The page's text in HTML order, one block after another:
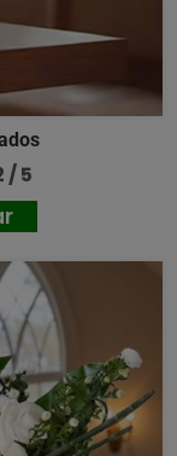
/ 5